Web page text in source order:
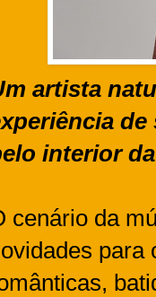
artista
de
interior
cenário da
para